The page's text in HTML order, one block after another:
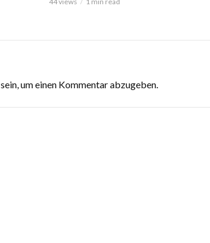
sein, um einen Kommentar abzugeben.